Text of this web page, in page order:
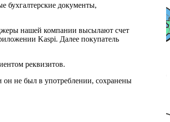
бухгалтерские документы,
нашей компании высылают счет
Kaspi. Далее покупатель
реквизитов.
он не был в употреблении, сохранены